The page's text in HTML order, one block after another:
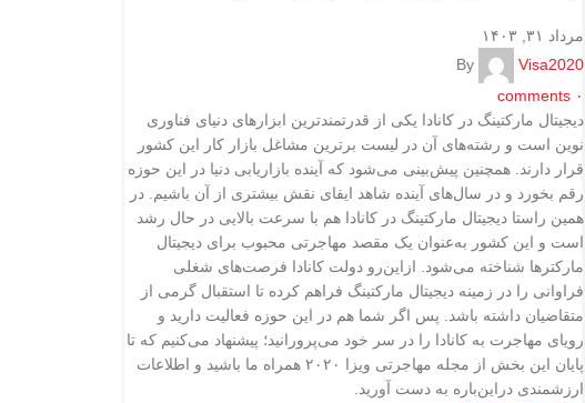
مرداد ۳۱, ۱۴۰۳
By
Visa2020
۰ comments
دیجیتال مارکتینگ در کانادا یکی از قدرتمندترین ابزارهای دنیای فناوری
نوین است و رشته‌های آن در لیست برترین مشاغل بازار کار این کشور
قرار دارند. همچنین پیش‌بینی می‌شود که آینده بازاریابی دنیا در این حوزه
رقم بخورد و در سال‌های آینده شاهد ایفای نقش بیشتری از آن باشیم. در
همین راستا دیجیتال مارکتینگ در کانادا هم با سرعت بالایی در حال رشد
است و این کشور به‌عنوان یک مقصد مهاجرتی محبوب برای دیجیتال
مارکترها شناخته می‌شود. ازاین‌رو دولت کانادا فرصت‌های شغلی
فراوانی را در زمینه دیجیتال مارکتینگ فراهم کرده تا استقبال گرمی از
متقاضیان داشته باشد. پس اگر شما هم در این حوزه فعالیت دارید و
رویای مهاجرت به کانادا را در سر خود می‌پرورانید؛ پیشنهاد می‌کنیم که تا
پایان این بخش از مجله مهاجرتی ویزا ۲۰۲۰ همراه ما باشید و اطلاعات
ارزشمندی دراین‌باره به دست آورید.